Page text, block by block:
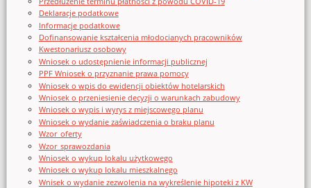
Deklaracje podatkowe
Informacje podatkowe
Dofinansowanie kształcenia młodocianych pracowników
Kwestonariusz osobowy
Wniosek o udostępnienie informacji publicznej
PPF Wniosek o przyznanie prawa pomocy
Wniosek o wpis do ewidencji obiektów hotelarskich
Wniosek o przeniesienie decyzji o warunkach zabudowy
Wniosek o wypis i wyrys z miejscowego planu
Wniosek o wydanie zaświadczenia o braku planu
Wzor_oferty
Wzor_sprawozdania
Wniosek o wykup lokalu użytkowego
Wniosek o wykup lokalu mieszkalnego
Wnisek o wydanie zezwolenia na wykreślenie hipoteki z KW